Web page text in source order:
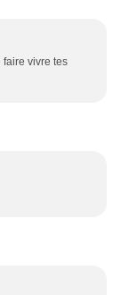
faire vivre tes